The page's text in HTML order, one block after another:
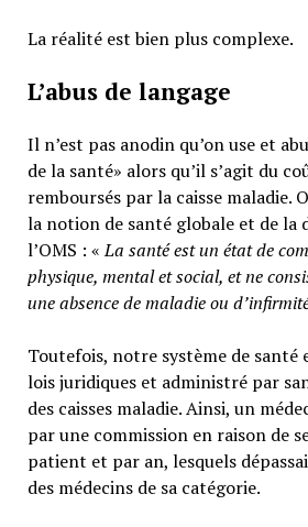
La réalité est bien plus complexe.
L’abus de langage
Il n’est pas anodin qu’on use et
de la santé» alors qu’il s’agit du
remboursés par la caisse maladie.
la notion de santé globale et de la
l’OMS : «La santé est un état de
physique, mental et social, et ne
une absence de maladie ou
Toutefois, notre système de santé
lois juridiques et administré par
des caisses maladie. Ainsi, un
par une commission en raison de
patient et par an, lesquels
des médecins de sa catégorie.